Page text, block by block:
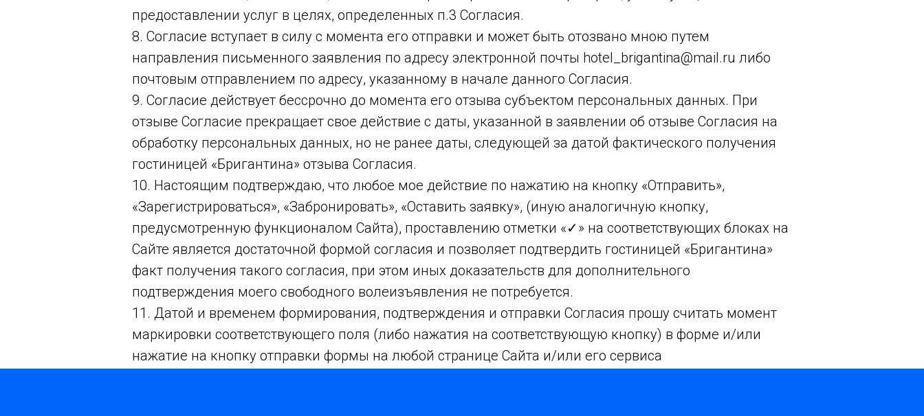
предоставлении услуг в целях, определенных п.3 Согласия.
8. Согласие вступает в силу с момента его отправки и может быть отозвано мною путем
направления письменного заявления по адресу электронной почты hotel_brigantina@mail.ru либо
почтовым отправлением по адресу, указанному в начале данного Согласия.
9. Согласие действует бессрочно до момента его отзыва субъектом персональных данных. При
отзыве Согласие прекращает свое действие с даты, указанной в заявлении об отзыве Согласия на
обработку персональных данных, но не ранее даты, следующей за датой фактического получения
гостиницей «Бригантина» отзыва Согласия.
10. Настоящим подтверждаю, что любое мое действие по нажатию на кнопку «Отправить»,
«Зарегистрироваться», «Забронировать», «Оставить заявку», (иную аналогичную кнопку,
предусмотренную функционалом Сайта), проставлению отметки «✓» на соответствующих блоках на
Сайте является достаточной формой согласия и позволяет подтвердить гостиницей «Бригантина»
факт получения такого согласия, при этом иных доказательств для дополнительного
подтверждения моего свободного волеизъявления не потребуется.
11. Датой и временем формирования, подтверждения и отправки Согласия прошу считать момент
маркировки соответствующего поля (либо нажатия на соответствующую кнопку) в форме и/или
нажатие на кнопку отправки формы на любой странице Сайта и/или его сервиса